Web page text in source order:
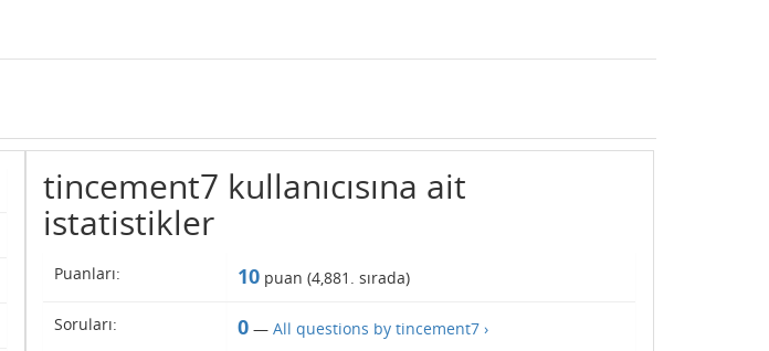
tincement7 kullanıcısına ait
istatistikler
Puanları: 10puan (4,881 . sırada)
Soruları: 0— All questions by tincement7 ›